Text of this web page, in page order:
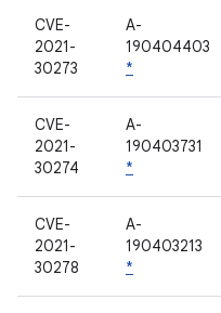
CVE-
2021-
30273
A-
190404403
*
CVE-
2021-
30274
A-
190403731
*
CVE-
2021-
30278
A-
190403213
*